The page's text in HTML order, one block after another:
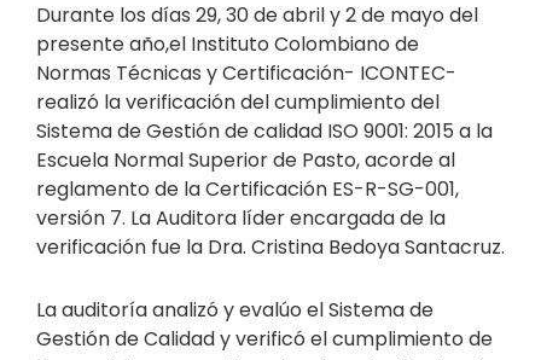
Durante los días 29, 30 de abril y 2 de mayo del
presente año,el Instituto Colombiano de
Normas Técnicas y Certificación- ICONTEC-
realizó la verificación del cumplimiento del
Sistema de Gestión de calidad ISO 9001: 2015 a la
Escuela Normal Superior de Pasto, acorde al
reglamento de la Certificación ES-R-SG-001,
versión 7. La Auditora líder encargada de la
verificación fue la Dra. Cristina Bedoya Santacruz.
La auditoría analizó y evalúo el Sistema de
Gestión de Calidad y verificó el cumplimiento de